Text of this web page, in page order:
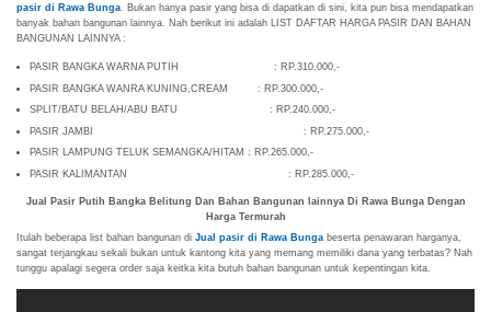
pasir di Rawa Bunga. Bukan hanya pasir yang bisa di dapatkan di sini, kita pun bisa mendapatkan
banyak bahan bangunan lainnya. Nah berikut ini adalah LIST DAFTAR HARGA PASIR DAN BAHAN
BANGUNAN LAINNYA :
PASIR BANGKA WARNA PUTIH : RP.310.000,-
PASIR BANGKA WANRA KUNING,CREAM : RP.300.000,-
SPLIT/BATU BELAH/ABU BATU : RP.240.000,-
PASIR JAMBI : RP.275.000,-
PASIR LAMPUNG TELUK SEMANGKA/HITAM : RP.265.000,-
PASIR KALIMANTAN : RP.285.000,-
Jual Pasir Putih Bangka Belitung Dan Bahan Bangunan lainnya Di Rawa Bunga Dengan
Harga Termurah
Itulah beberapa list bahan bangunan di Jual pasir di Rawa Bunga beserta penawaran harganya,
sangat terjangkau sekali bukan untuk kantong kita yang memang memiliki dana yang terbatas? Nah
tunggu apalagi segera order saja keitka kita butuh bahan bangunan untuk kepentingan kita.